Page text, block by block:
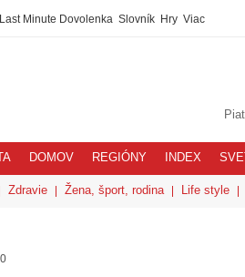
Last Minute Dovolenka Slovník Hry Viac
DOMOV REGIÓNY INDEX SVET
Zdravie Žena, šport, rodina Life style